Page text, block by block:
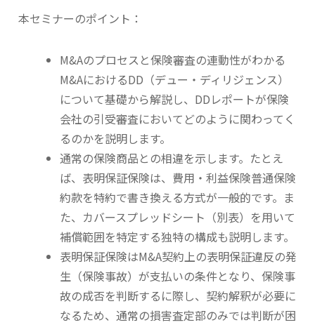
本セミナーのポイント：
M&Aのプロセスと保険審査の連動性がわかる
M&AにおけるDD （デュー・ディリジェンス）
について基礎から解説し、 DDレポートが保険
会社の引受審査においてどのように関わってく
るのかを説明します。
通常の保険商品との相違を示します。たとえ
ば、表明保証保険は、費用・利益保険普通保険
約款を特約で書き換える方式が一般的です。ま
た、カバースプレッドシート（別表）を用いて
補償範囲を特定する独特の構成も説明します。
表明保証保険はM&A契約上の表明保証違反の発
生（保険事故）が支払いの条件となり、保険事
故の成否を判断するに際し、契約解釈が必要に
なるため、通常の損害査定部のみでは判断が困